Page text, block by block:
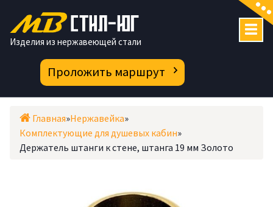
содержимому
Изделия из нержавеющей стали
Проложить маршрут
Главная»Нержавейка»
Комплектующие для душевых кабин»
Держатель штанги к стене, штанга 19 мм Золото